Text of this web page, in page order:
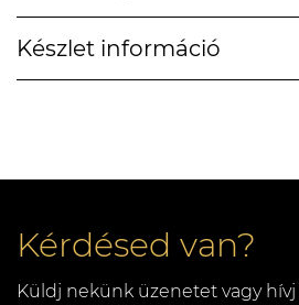
Készlet információ
Kérdésed van?
Küldj nekünk üzenetet vagy